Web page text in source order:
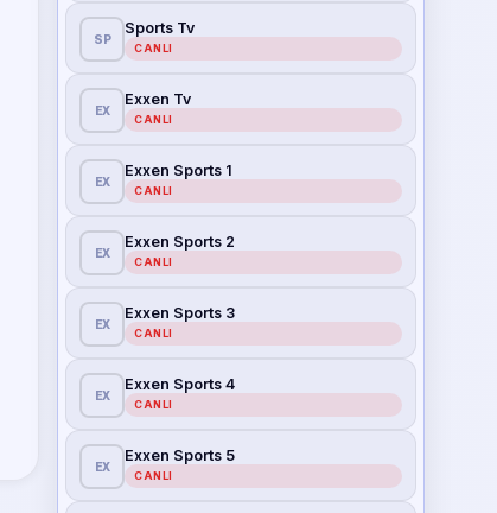
SP
Sports Tv
CANLI
EX
Exxen Tv
CANLI
EX
Exxen Sports 1
CANLI
EX
Exxen Sports 2
CANLI
EX
Exxen Sports 3
CANLI
EX
Exxen Sports 4
CANLI
EX
Exxen Sports 5
CANLI